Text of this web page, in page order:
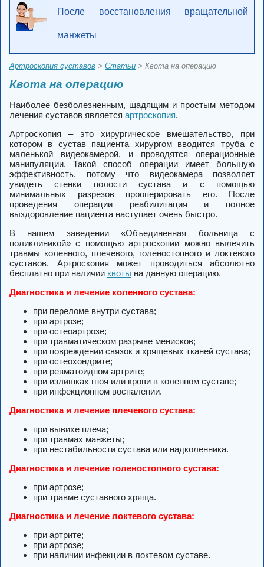
После восстановления вращательной
манжеты
Артроскопия суставов > Статьи > Квота на операцию
Квота на операцию
Наиболее безболезненным, щадящим и простым методом
лечения суставов является артроскопия.
Артроскопия – это хирургическое вмешательство, при
котором в сустав пациента хирургом вводится труба с
маленькой видеокамерой, и проводятся операционные
манипуляции. Такой способ операции имеет большую
эффективность, потому что видеокамера позволяет
увидеть стенки полости сустава и с помощью
минимальных разрезов прооперировать его. После
проведения операции реабилитация и полное
выздоровление пациента наступает очень быстро.
В нашем заведении «Объединенная больница с
поликлиникой» с помощью артроскопии можно вылечить
травмы коленного, плечевого, голеностопного и локтевого
суставов. Артроскопия может проводиться абсолютно
бесплатно при наличии квоты на данную операцию.
Диагностика и лечение коленного сустава:
при переломе внутри сустава;
при артрозе;
при остеоартрозе;
при травматическом разрыве менисков;
при повреждении связок и хрящевых тканей сустава;
при остеохондрите;
при ревматоидном артрите;
при излишках гноя или крови в коленном суставе;
при инфекционном воспалении.
Диагностика и лечение плечевого сустава:
при вывихе плеча;
при травмах манжеты;
при нестабильности сустава или надколенника.
Диагностика и лечение голеностопного сустава:
при артрозе;
при травме суставного хряща.
Диагностика и лечение локтевого сустава:
при артрите;
при артрозе;
при наличии инфекции в локтевом суставе.